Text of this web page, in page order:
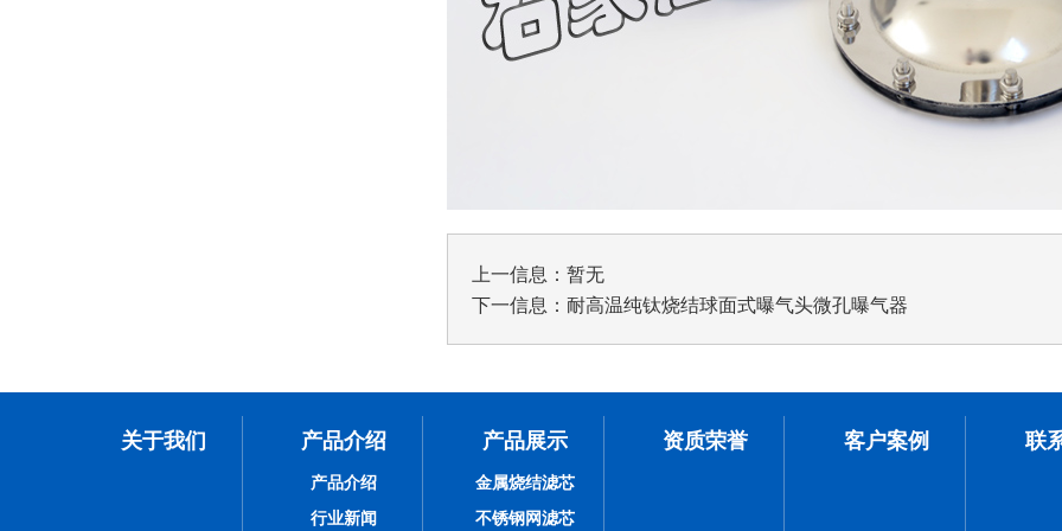
上一信息：暂无
下一信息： 耐高温纯钛烧结球面式曝气头微孔曝气器
关于我们 产品介绍
产品介绍
行业新闻
产品展示
金属烧结滤芯
不锈钢网滤芯
资质荣誉 客户案例 联